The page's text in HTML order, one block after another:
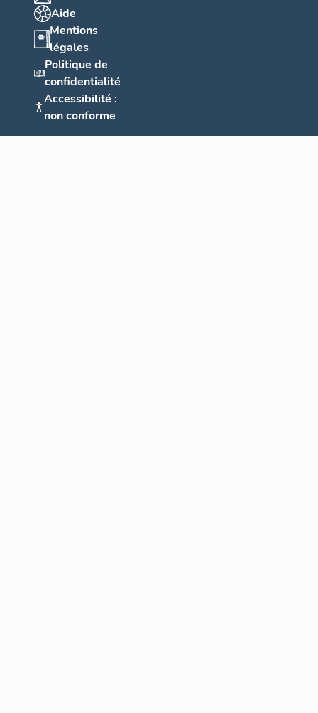
Aide
Mentions
légales
Politique de
confidentialité
Accessibilité :
non conforme